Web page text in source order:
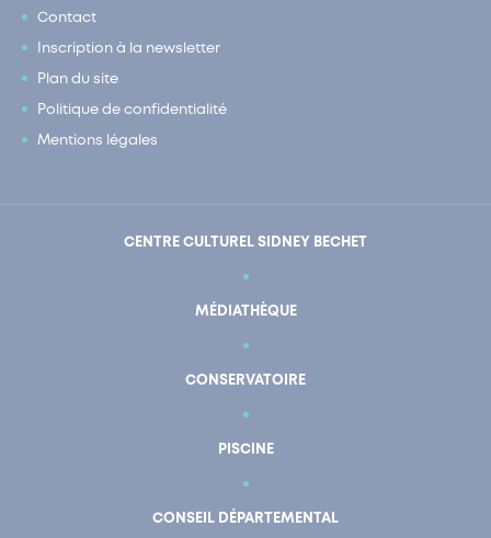
Contact
Inscription à la newsletter
Plan du site
Politique de confidentialité
Mentions légales
CENTRE CULTUREL SIDNEY BECHET
MÉDIATHÈQUE
CONSERVATOIRE
PISCINE
CONSEIL DÉPARTEMENTAL